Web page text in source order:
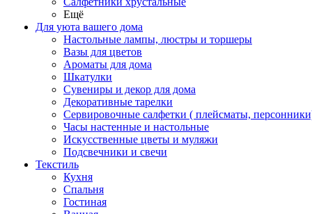
Ещё
Для уюта вашего дома
Настольные лампы, люстры и торшеры
Вазы для цветов
Ароматы для дома
Шкатулки
Сувениры и декор для дома
Декоративные тарелки
Сервировочные салфетки ( плейсматы,
Часы настенные и настольные
Искусственные цветы и муляжи
Подсвечники и свечи
Текстиль
Кухня
Спальня
Гостиная